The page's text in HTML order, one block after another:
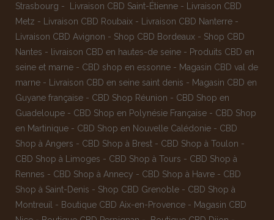
Strasbourg - Livraison CBD Saint-Étienne -
Livraison CBD
Metz - Livraison CBD Roubaix - Livraison CBD Nanterre -
Livraison CBD Avignon - Shop CBD Bordeaux - Shop CBD
Nantes - livraison CBD en hautes-de seine - Produits CBD en
seine et marne - CBD shop en essonne - Magasin CBD val de
marne - Livraison CBD en seine saint denis - Magasin CBD en
Guyane française - CBD Shop Réunion - CBD Shop en
Guadeloupe - CBD Shop en Polynésie Française - CBD Shop
en Martinique - CBD Shop en Nouvelle Calédonie - CBD
Shop à Angers - CBD Shop à Brest - CBD Shop à Toulon -
CBD Shop à Limoges - CBD Shop à Tours - CBD Shop à
Rennes - CBD Shop à Annecy - CBD Shop à Havre - CBD
Shop à Saint-Denis - Shop CBD Grenoble - CBD Shop à
Montreuil
- Boutique CBD Aix-en-Provence - Magasin CBD